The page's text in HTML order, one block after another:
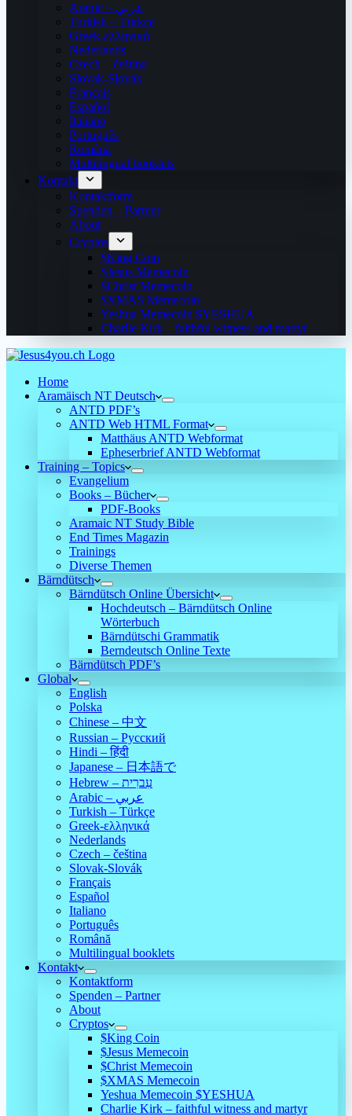
Arabic – عربي
Turkish – Türkçe
Greek-ελληνικά
Nederlands
Czech – čeština
Slovak-Slovák
Français
Español
Italiano
Português
Română
Multilingual booklets
Kontakt
Kontaktform
Spenden – Partner
About
Cryptos
$King Coin
$Jesus Memecoin
$Christ Memecoin
$XMAS Memecoin
Yeshua Memecoin $YESHUA
Charlie Kirk – faithful witness and martyr
Home
Aramäisch NT Deutsch
ANTD PDF’s
ANTD Web HTML Format
Matthäus ANTD Webformat
Epheserbrief ANTD Webformat
Training – Topics
Evangelium
Books – Bücher
PDF-Books
Aramaic NT Study Bible
End Times Magazin
Trainings
Diverse Themen
Bärndütsch
Bärndütsch Online Übersicht
Hochdeutsch – Bärndütsch Online
Wörterbuch
Bärndütschi Grammatik
Berndeutsch Online Texte
Bärndütsch PDF’s
Global
English
Polska
Chinese – 中文
Russian – Русский
Hindi – हिंदी
Japanese – 日本語で
Hebrew – עִברִית
Arabic – عربي
Turkish – Türkçe
Greek-ελληνικά
Nederlands
Czech – čeština
Slovak-Slovák
Français
Español
Italiano
Português
Română
Multilingual booklets
Kontakt
Kontaktform
Spenden – Partner
About
Cryptos
$King Coin
$Jesus Memecoin
$Christ Memecoin
$XMAS Memecoin
Yeshua Memecoin $YESHUA
Charlie Kirk – faithful witness and martyr